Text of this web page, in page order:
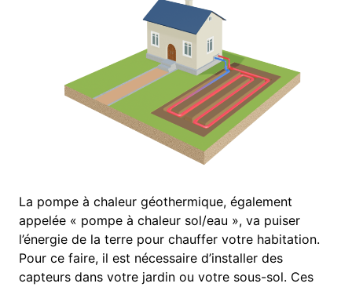
La pompe à chaleur géothermique, également
appelée « pompe à chaleur sol/eau », va puiser
l’énergie de la terre pour chauffer votre habitation.
Pour ce faire, il est nécessaire d’installer des
capteurs dans votre jardin ou votre sous-sol. Ces